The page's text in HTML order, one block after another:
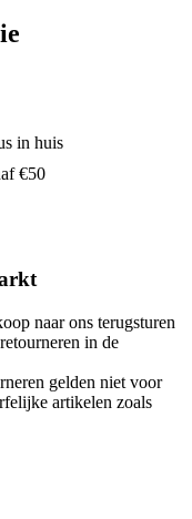
in huis
€50
naar ons terugsturen
retourneren in de
gelden niet voor
artikelen zoals